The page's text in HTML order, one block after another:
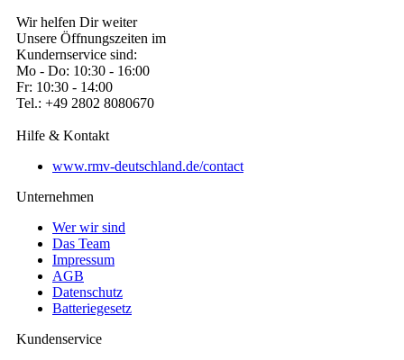
Wir helfen Dir weiter
Unsere Öffnungszeiten im
Kundernservice sind:
Mo - Do: 10:30 - 16:00
Fr: 10:30 - 14:00
Tel.: +49 2802 8080670
Hilfe & Kontakt
www.rmv-deutschland.de/contact
Unternehmen
Wer wir sind
Das Team
Impressum
AGB
Datenschutz
Batteriegesetz
Kundenservice